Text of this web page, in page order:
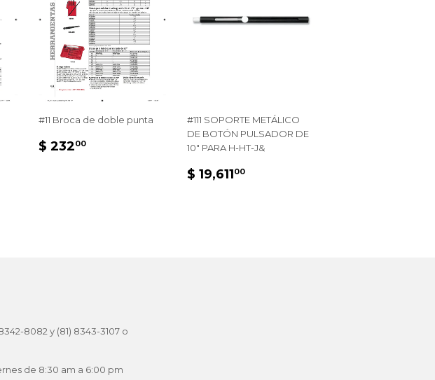
#11 Broca de doble punta
PRECIO
$ 23200
#111 SOPORTE METÁLICO
DE BOTÓN PULSADOR DE
10" PARA H-HT-J&
PRECIO
$ 19,61100
8082 y (81) 8343-3107 o
de 8:30 am a 6:00 pm